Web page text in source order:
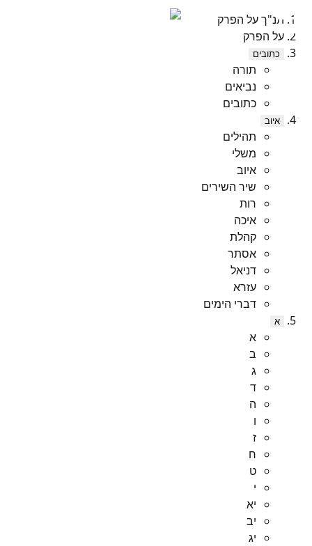
תנ"ך על הפרק
על הפרק
כתובים
תורה
נביאים
כתובים
איוב
תהילים
משלי
איוב
שיר השירים
רות
איכה
קהלת
אסתר
דניאל
עזרא
דברי הימים
א
א
ב
ג
ד
ה
ו
ז
ח
ט
י
יא
יב
יג